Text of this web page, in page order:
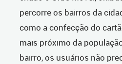
percorre os bairros da
como a confecção do
mais próximo da
bairro, os usuários não